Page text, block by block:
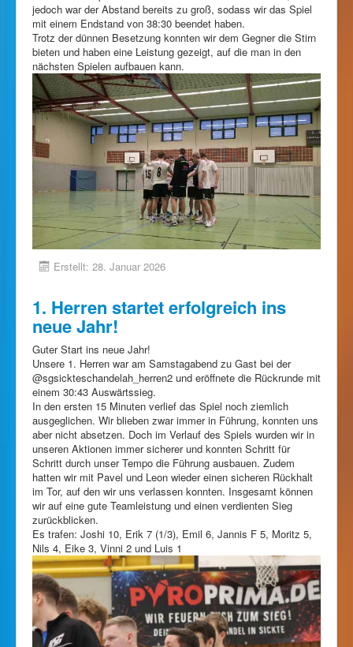
jedoch war der Abstand bereits zu groß, sodass wir das Spiel
mit einem Endstand von 38:30 beendet haben.
Trotz der dünnen Besetzung konnten wir dem Gegner die Stirn
bieten und haben eine Leistung gezeigt, auf die man in den
nächsten Spielen aufbauen kann.
Erstellt: 28. Januar 2026
1. Herren startet erfolgreich ins
neue Jahr!
Guter Start ins neue Jahr!
Unsere 1. Herren war am Samstagabend zu Gast bei der
@sgsickteschandelah_herren2 und eröffnete die Rückrunde mit
einem 30:43 Auswärtssieg.
In den ersten 15 Minuten verlief das Spiel noch ziemlich
ausgeglichen. Wir blieben zwar immer in Führung, konnten uns
aber nicht absetzen. Doch im Verlauf des Spiels wurden wir in
unseren Aktionen immer sicherer und konnten Schritt für
Schritt durch unser Tempo die Führung ausbauen. Zudem
hatten wir mit Pavel und Leon wieder einen sicheren Rückhalt
im Tor, auf den wir uns verlassen konnten. Insgesamt können
wir auf eine gute Teamleistung und einen verdienten Sieg
zurückblicken.
Es trafen: Joshi 10, Erik 7 (1/3), Emil 6, Jannis F 5, Moritz 5,
Nils 4, Eike 3, Vinni 2 und Luis 1